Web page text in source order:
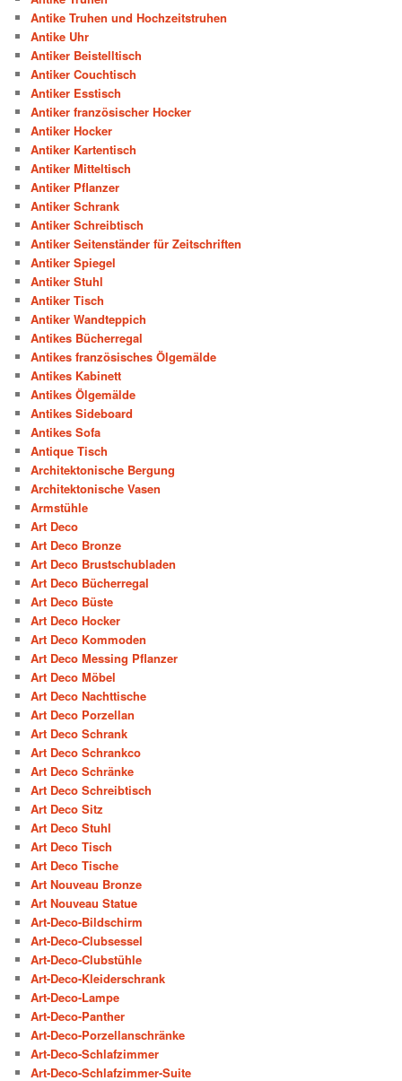
Antike Truhen und Hochzeitstruhen
Antike Uhr
Antiker Beistelltisch
Antiker Couchtisch
Antiker Esstisch
Antiker französischer Hocker
Antiker Hocker
Antiker Kartentisch
Antiker Mitteltisch
Antiker Pflanzer
Antiker Schrank
Antiker Schreibtisch
Antiker Seitenständer für Zeitschriften
Antiker Spiegel
Antiker Stuhl
Antiker Tisch
Antiker Wandteppich
Antikes Bücherregal
Antikes französisches Ölgemälde
Antikes Kabinett
Antikes Ölgemälde
Antikes Sideboard
Antikes Sofa
Antique Tisch
Architektonische Bergung
Architektonische Vasen
Armstühle
Art Deco
Art Deco Bronze
Art Deco Brustschubladen
Art Deco Bücherregal
Art Deco Büste
Art Deco Hocker
Art Deco Kommoden
Art Deco Messing Pflanzer
Art Deco Möbel
Art Deco Nachttische
Art Deco Porzellan
Art Deco Schrank
Art Deco Schrankco
Art Deco Schränke
Art Deco Schreibtisch
Art Deco Sitz
Art Deco Stuhl
Art Deco Tisch
Art Deco Tische
Art Nouveau Bronze
Art Nouveau Statue
Art-Deco-Bildschirm
Art-Deco-Clubsessel
Art-Deco-Clubstühle
Art-Deco-Kleiderschrank
Art-Deco-Lampe
Art-Deco-Panther
Art-Deco-Porzellanschränke
Art-Deco-Schlafzimmer
Art-Deco-Schlafzimmer-Suite